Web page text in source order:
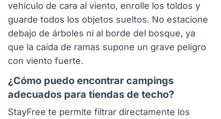
vehículo de cara al viento, enrolle los toldos y
guarde todos los objetos sueltos. No estacione
debajo de árboles ni al borde del bosque, ya
que la caída de ramas supone un grave peligro
con viento fuerte.
¿Cómo puedo encontrar campings
adecuados para tiendas de techo?
StayFree te permite filtrar directamente los